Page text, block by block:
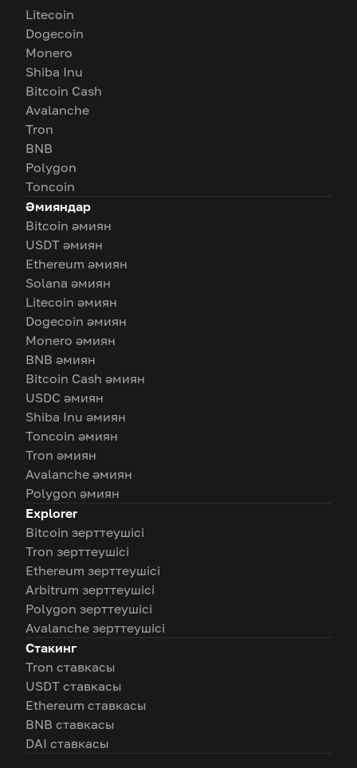
Litecoin
Dogecoin
Monero
Shiba Inu
Bitcoin Cash
Avalanche
Tron
BNB
Polygon
Toncoin
Әмияндар
Bitcoin әмиян
USDT әмиян
Ethereum әмиян
Solana әмиян
Litecoin әмиян
Dogecoin әмиян
Monero әмиян
BNB әмиян
Bitcoin Cash әмиян
USDC әмиян
Shiba Inu әмиян
Toncoin әмиян
Tron әмиян
Avalanche әмиян
Polygon әмиян
Explorer
Bitcoin зерттеушісі
Tron зерттеушісі
Ethereum зерттеушісі
Arbitrum зерттеушісі
Polygon зерттеушісі
Avalanche зерттеушісі
Стакинг
Tron ставкасы
USDT ставкасы
Ethereum ставкасы
BNB ставкасы
DAI ставкасы